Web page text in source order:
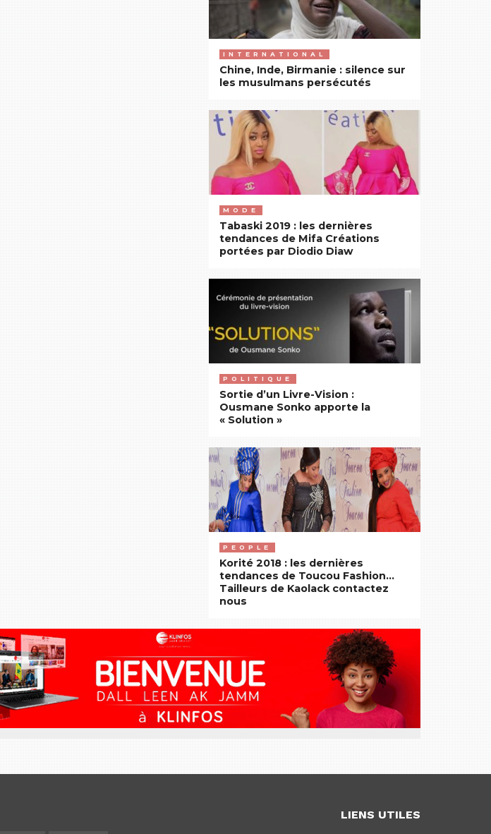
INTERNATIONAL
Chine, Inde, Birmanie : silence sur
les musulmans persécutés
MODE
Tabaski 2019 : les dernières
tendances de Mifa Créations
portées par Diodio Diaw
POLITIQUE
Sortie d’un Livre-Vision :
Ousmane Sonko apporte la
« Solution »
PEOPLE
Korité 2018 : les dernières
tendances de Toucou Fashion…
Tailleurs de Kaolack contactez
nous
LIENS UTILES